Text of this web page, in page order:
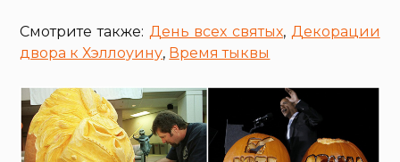
Смотрите также: День всех святых, Декорации
двора к Хэллоуину, Время тыквы